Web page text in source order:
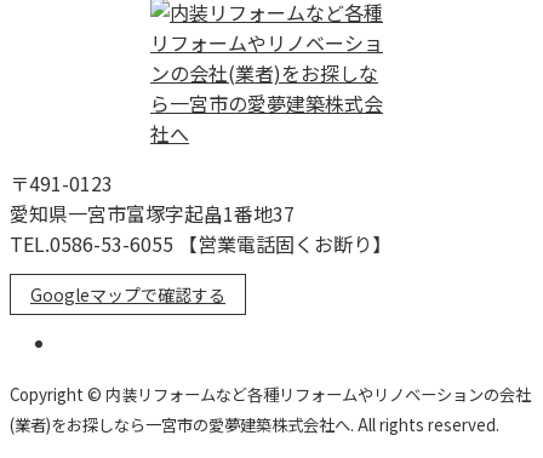
〒491-0123
愛知県一宮市富塚字起畠1番地37
TEL.0586-53-6055 【営業電話固くお断り】
Googleマップで確認する
Copyright © 内装リフォームなど各種リフォームやリノベーションの会社
(業者)をお探しなら一宮市の愛夢建築株式会社へ. All rights reserved.